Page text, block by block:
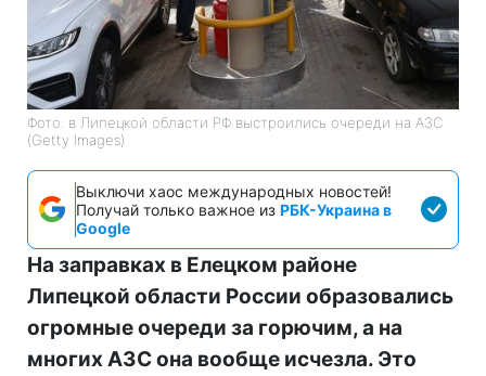
Фото: в Липецкой области РФ выстроились очереди на АЗС
(Getty Images)
Выключи хаос международных новостей!
Получай только важное из РБК-Украина в
Google
На заправках в Елецком районе
Липецкой области России образовались
огромные очереди за горючим, а на
многих АЗС она вообще исчезла. Это